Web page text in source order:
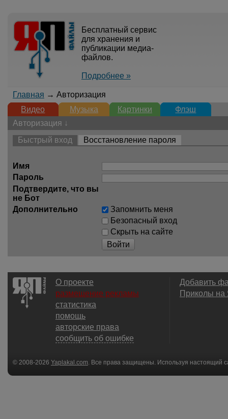
Бесплатный сервис
для хранения и
публикации медиа-
файлов.
Подробнее »
Главная → Авторизация
Видео
Музыка Картинки
Флэш
Авторизация ↓
Быстрый вход
Восстановление пароля
Имя
Пароль
Подтвердите, что вы
не Бот
Дополнительно
Запомнить меня
Безопасный вход
Скрыть на сайте
Войти
О проекте
размещение рекламы
статистика
помощь
авторские права
сообщить об ошибке
Добавить
Приколы
© 2008-2026 Yaplakal.com . Все права защищены. Используя настоящий
соглашения.